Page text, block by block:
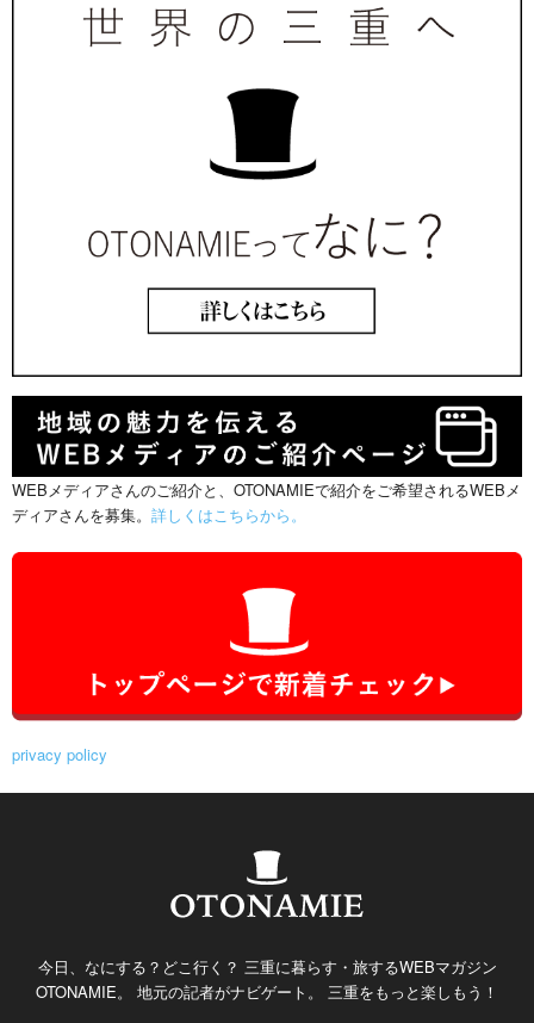
WEBメディアさんのご紹介と、OTONAMIEで紹介をご希望されるWEBメ
ディアさんを募集。 詳しくはこちらから。
privacy policy
今日、なにする？どこ行く？ 三重に暮らす・旅するWEBマガジン
OTONAMIE。 地元の記者がナビゲート。 三重をもっと楽しもう！